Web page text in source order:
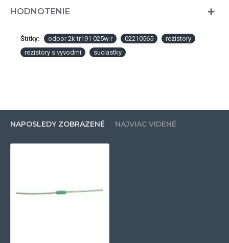
HODNOTENIE
Štítky: odpor 2k tr191 025w r 02210565
rezistory
rezistory s vyvodmi
suciastky
NAPOSLEDY ZOBRAZENÉ NAJVIAC VIDENÉ